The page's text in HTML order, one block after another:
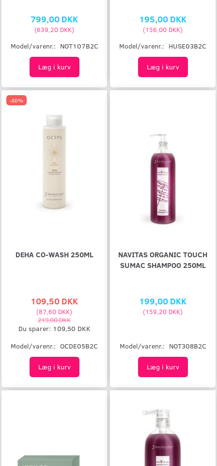
799,00 DKK
(639,20 DKK)
Model/varenr.: NOT107B2C
Læg i kurv
195,00 DKK
(156,00 DKK)
Model/varenr.: HUSE03B2C
Læg i kurv
-50%
DEHA CO-WASH 250ML
109,50 DKK
(87,60 DKK)
219,00 DKK
Du sparer: 109,50 DKK
Model/varenr.: OCDE05B2C
Læg i kurv
NAVITAS ORGANIC TOUCH
SUMAC SHAMPOO 250ML
199,00 DKK
(159,20 DKK)
Model/varenr.: NOT308B2C
Læg i kurv